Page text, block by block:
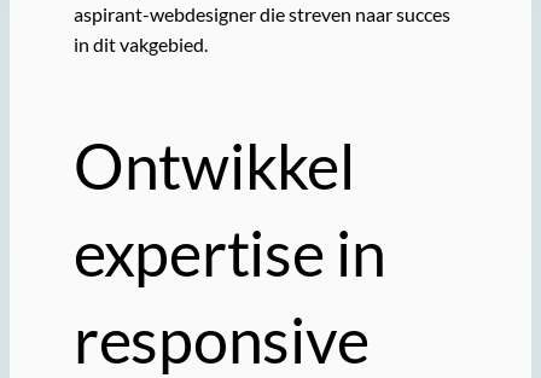
aspirant-webdesigner die streven naar succes
in dit vakgebied.
Ontwikkel
expertise in
responsive